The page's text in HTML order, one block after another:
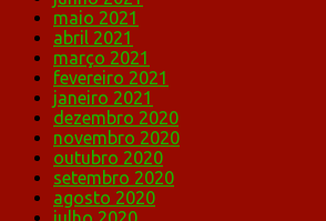
maio 2021
abril 2021
março 2021
fevereiro 2021
janeiro 2021
dezembro 2020
novembro 2020
outubro 2020
setembro 2020
agosto 2020